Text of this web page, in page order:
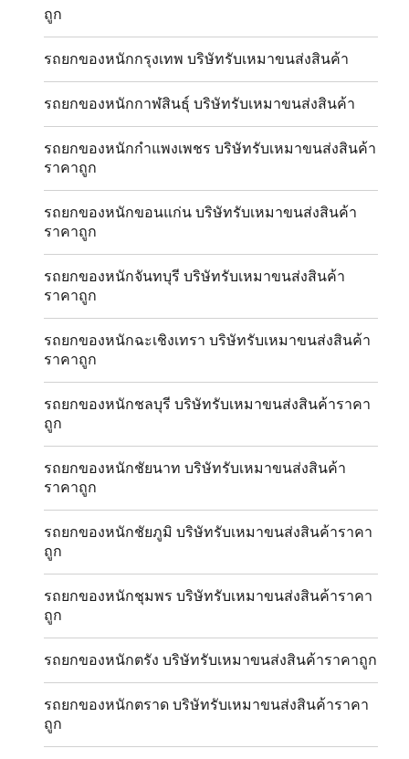
ถูก
รถยกของหนักกรุงเทพ บริษัทรับเหมาขนส่งสินค้า
รถยกของหนักกาฬสินธุ์ บริษัทรับเหมาขนส่งสินค้า
รถยกของหนักกำแพงเพชร บริษัทรับเหมาขนส่งสินค้า
ราคาถูก
รถยกของหนักขอนแก่น บริษัทรับเหมาขนส่งสินค้า
ราคาถูก
รถยกของหนักจันทบุรี บริษัทรับเหมาขนส่งสินค้า
ราคาถูก
รถยกของหนักฉะเชิงเทรา บริษัทรับเหมาขนส่งสินค้า
ราคาถูก
รถยกของหนักชลบุรี บริษัทรับเหมาขนส่งสินค้าราคา
ถูก
รถยกของหนักชัยนาท บริษัทรับเหมาขนส่งสินค้า
ราคาถูก
รถยกของหนักชัยภูมิ บริษัทรับเหมาขนส่งสินค้าราคา
ถูก
รถยกของหนักชุมพร บริษัทรับเหมาขนส่งสินค้าราคา
ถูก
รถยกของหนักตรัง บริษัทรับเหมาขนส่งสินค้าราคาถูก
รถยกของหนักตราด บริษัทรับเหมาขนส่งสินค้าราคา
ถูก